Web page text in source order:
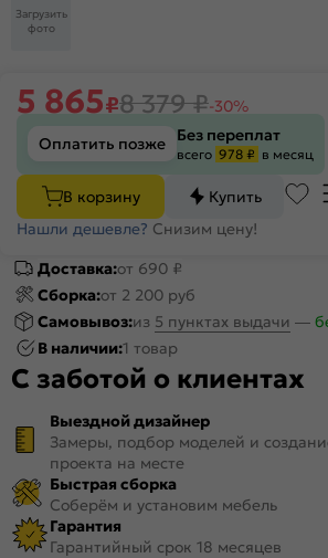
Загрузить
фото
5 865₽8 379₽-30%
Оплатить позже Без переплат
всего 978 ₽ в месяц
В корзину
Купить
Нашли дешевле? Снизим цену!
Доставка:от 690 ₽
Сборка:от 2 200 руб
Самовывоз:из 5 пунктах выдачи —
В наличии:1 товар
С заботой о клиентах
Выездной дизайнер
Замеры, подбор моделей и
проекта на месте
Быстрая сборка
Соберём и установим мебель
Гарантия
Гарантийный срок 18 месяцев